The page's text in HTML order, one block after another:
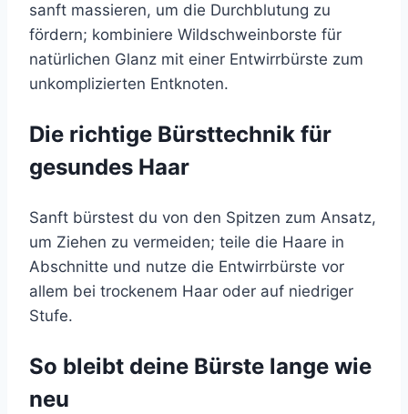
sanft massieren, um die Durchblutung zu
fördern; kombiniere Wildschweinborste für
natürlichen Glanz mit einer Entwirrbürste zum
unkomplizierten Entknoten.
Die richtige Bürsttechnik für
gesundes Haar
Sanft bürstest du von den Spitzen zum Ansatz,
um Ziehen zu vermeiden; teile die Haare in
Abschnitte und nutze die Entwirrbürste vor
allem bei trockenem Haar oder auf niedriger
Stufe.
So bleibt deine Bürste lange wie
neu